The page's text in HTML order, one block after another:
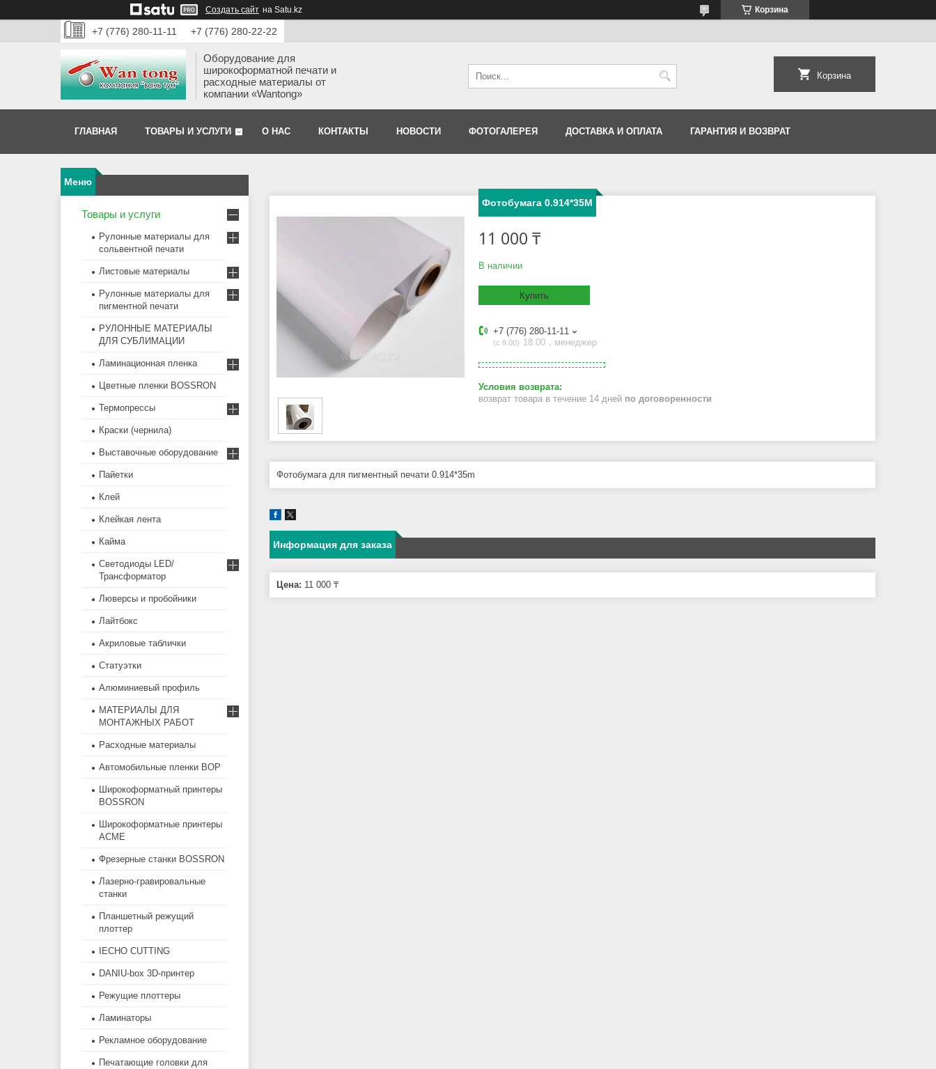
Создать сайт на Satu.kz Корзина
+7 (776) 280-11-11 +7 (776) 280-22-22
Оборудование для
широкоформатной печати и
расходные материалы от
компании «Wantong»
Корзина
ГЛАВНАЯ ТОВАРЫ И УСЛУГИ О НАС КОНТАКТЫ НОВОСТИ ФОТОГАЛЕРЕЯ ДОСТАВКА И ОПЛАТА ГАРАНТИЯ И ВОЗВРАТ
Фотобумага 0.914*35M
11 000 ₸
В наличии
Купить
+7 (776) 280-11-11
с 9.00 18.00，менеджер
возврат товара в течение 14 дней по договоренности
Фотобумага для пигментный печати 0.914*35m
Информация для заказа
Цена: 11 000 ₸
Товары и услуги
Рулонные материалы для
сольвентной печати
Листовые материалы
Рулонные материалы для
пигментной печати
РУЛОННЫЕ МАТЕРИАЛЫ
ДЛЯ СУБЛИМАЦИИ
Ламинационная пленка
Цветные пленки BOSSRON
Термопрессы
Краски (чернила)
Выставочные оборудование
Пайетки
Клей
Клейкая лента
Кайма
Светодиоды LED/
Трансформатор
Люверсы и пробойники
Лайтбокс
Акриловые таблички
Статуэтки
Алюминиевый профиль
МАТЕРИАЛЫ ДЛЯ
МОНТАЖНЫХ РАБОТ
Расходные материалы
Автомобильные пленки BOP
Широкоформатный принтеры
BOSSRON
Широкоформатные принтеры
ACME
Фрезерные станки BOSSRON
Лазерно-гравировальные
станки
Планшетный режущий
плоттер
IECHO CUTTING
DANIU-box 3D-принтер
Режущие плоттеры
Ламинаторы
Рекламное оборудование
Печатающие головки для